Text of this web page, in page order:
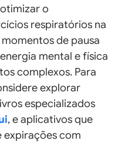
o
respiratórios na
de pausa
mental e física
complexos. Para
explorar
especializados
, e aplicativos que
expirações com